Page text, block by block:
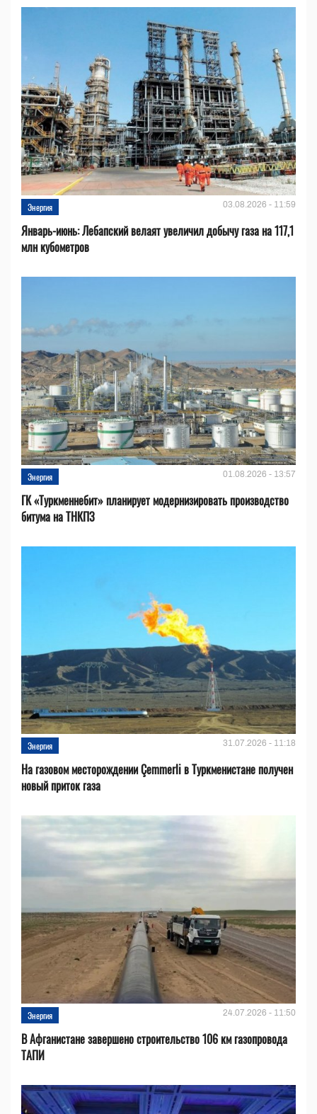
Энергия 03.08.2026 - 11:59
Январь-июнь: Лебапский велаят увеличил добычу газа на 117,1
млн кубометров
Энергия 01.08.2026 - 13:57
ГК «Туркменнебит» планирует модернизировать производство
битума на ТНКПЗ
Энергия 31.07.2026 - 11:18
На газовом месторождении Çemmerli в Туркменистане получен
новый приток газа
Энергия 24.07.2026 - 11:50
В Афганистане завершено строительство 106 км газопровода
ТАПИ